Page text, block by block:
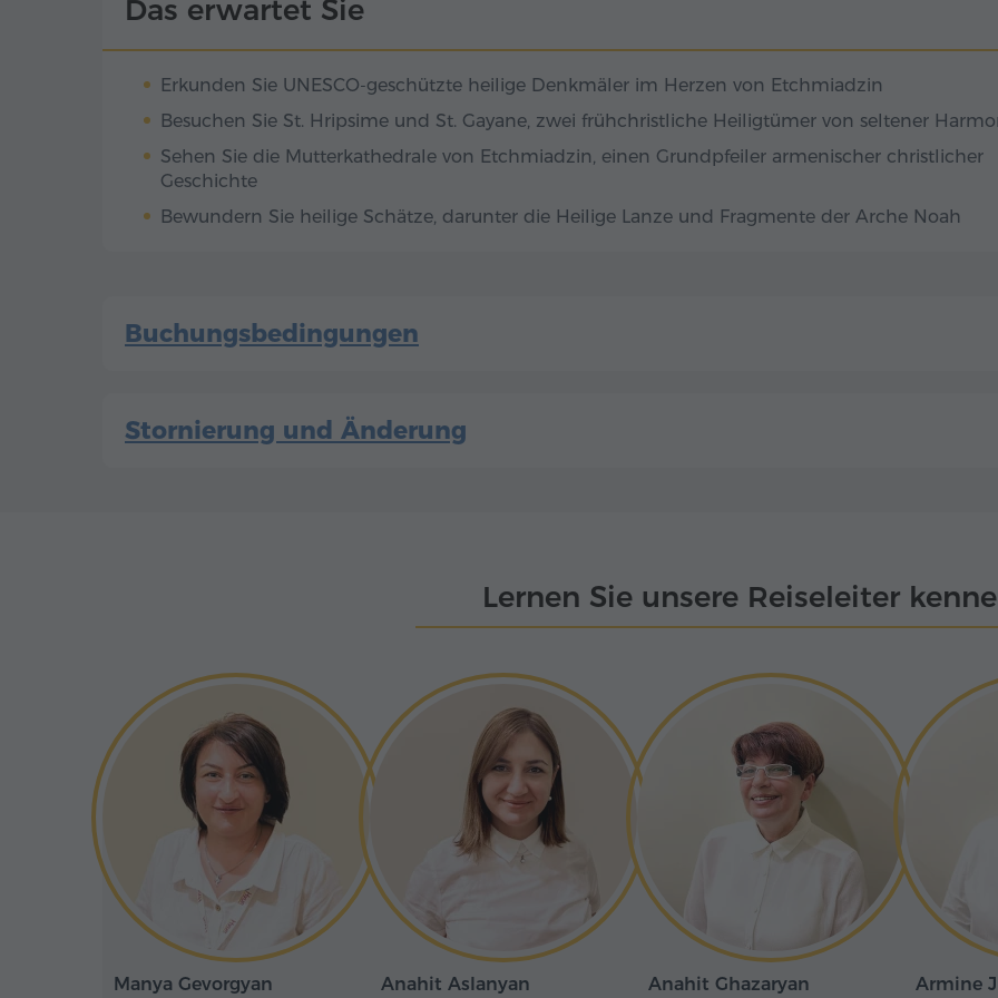
geistige Herz Armeniens.
Etchmiadzin liegt einer der heiligsten Orte der
Reliquien, sondern ein Tempel der Erinnerung, in dem
Glaube und Legenden Gestalt annehmen.
Mehr
Das erwartet Sie
Erkunden Sie UNESCO-geschützte heilige Denkmäler im Herzen von Etchmiadzin
Besuchen Sie St. Hripsime und St. Gayane, zwei frühchristliche Heiligtümer von seltener
Sehen Sie die Mutterkathedrale von Etchmiadzin, einen Grundpfeiler armenischer christlicher
Geschichte
Bewundern Sie heilige Schätze, darunter die Heilige Lanze und Fragmente der Arche Noah
Buchungsbedingungen
Stornierung und Änderung
Lernen Sie unsere Reiseleiter
Manya Gevorgyan Anahit Aslanyan Anahit Ghazaryan Armine